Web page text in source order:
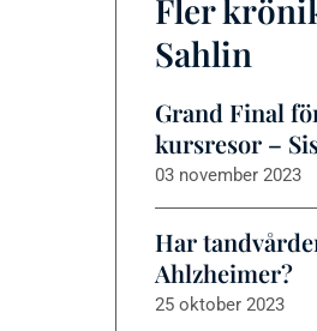
Fler
Sahlin
Grand Final
kursresor –
03 november 2023
Har
Ahlzheimer?
25 oktober 2023